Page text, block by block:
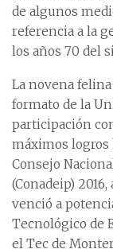
de algunos
referencia a la
los años 70 del
La novena
formato de la
participación
máximos logros
Consejo
(Conadeip)
venció a
Tecnológico de
el Tec de